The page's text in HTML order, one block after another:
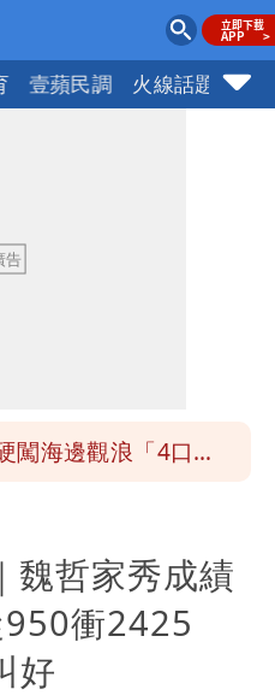
壹蘋民調 火線話題
低10縣市豪雨特報 今
院345天還在審
闖海邊觀浪「4口
才不提告
親節 分享「爸爸留給
公開遭騙10億採購過
魏哲家秀成績
衝2425
好